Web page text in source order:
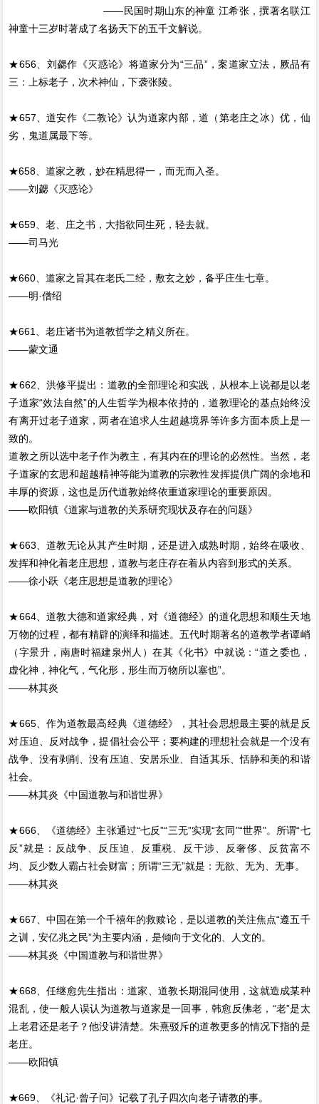
——民国时期山东的神童 江希张，撰著名联江
神童十三岁时著成了名扬天下的五千文解说。
★656、刘勰作《灭惑论》将道家分为“三品”，案道家立法，厥品有
三：上标老子，次术神仙，下袭张陵。
★657、道安作《二教论》认为道家内部，道（第老庄之冰）优，仙
劣，鬼道属最下等。
★658、道家之教，妙在精思得一，而无而入圣。
——刘勰《灭惑论》
★659、老、庄之书，大指欲同生死，轻去就。
——司马光
★660、道家之旨其在老氏二经，敷玄之妙，备乎庄生七章。
——明·僧绍
★661、老庄诸书为道教哲学之精义所在。
——蒙文通
★662、洪修平提出：道教的全部理论和实践，从根本上说都是以老
子道家“效法自然”的人生哲学为根本依持的，道教理论的基点始终没
有离开过老子道家，两者在追求人生超越境界等许多方面本质上是一
致的。
道教之所以选中老子作为教主，有其内在的理论的必然性。当然，老
子道家的玄思和超越精神等能为道教的宗教性发挥提供广阔的余地和
丰厚的资源，这也是历代道教始终依重道家理论的重要原因。
——欧阳镇《道家与道教的关系研究现状及存在的问题》
★663、道教无论从其产生时期，还是进入成熟时期，始终在吸收、
发挥和神化着老庄思想，道教与老庄存在着从内容到形式的关系。
——徐小跃《老庄思想是道教的理论》
★664、道教大德和道家经典，对《道德经》的道化思想和顺生天地
万物的过程，都有精辟的演绎和描述。五代时期著名的道教学者谭峭
（字景升，南唐时福建泉州人）在其《化书》中就说：“道之委也，
虚化神，神化气，气化形，形生而万物所以塞也”。
——林其炎
★665、作为道教最高经典《道德经》，其社会思想最主要的就是反
对压迫、反对战争，提倡社会公平；要构建的理想社会就是一个没有
战争、没有剥削、没有压迫、安居乐业、自适其乐、恬静和美的和谐
社会。
——林其炎《中国道教与和谐世界》
★666、《道德经》主张通过“七反”“三无”实现“玄同”“世界”。所谓“七
反”就是：反战争、反压迫、反重税、反干涉、反奢侈、反贫富不
均、反少数人霸占社会财富；所谓“三无”就是：无欲、无为、无事。
——林其炎
★667、中国在第一个千禧年的救赎论，是以道教的关注焦点“遵五千
之训，安亿兆之民”为主要内涵，是倾向于文化的、人文的。
——林其炎《中国道教与和谐世界》
★668、任继愈先生指出：道家、道教长期混同使用，这就造成某种
混乱，使一般人误认为道教与道家是一回事，韩愈反佛老，“老”是太
上老君还是老子？他没讲清楚。朱熹驳斥的道教更多的情况下指的是
老庄。
——欧阳镇
★669、《礼记·曾子问》记载了孔子四次向老子请教的事。